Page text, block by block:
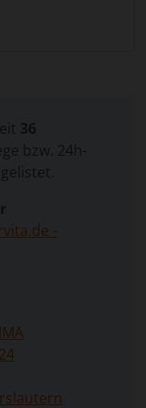
geprüfte
Pfalz. Ihre
Angebote
für Ihre
36
bzw. 24h-
-